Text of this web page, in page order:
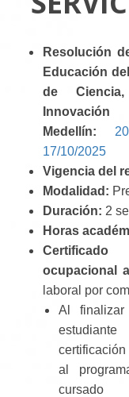
Resolución
Educación
de
Medellín:
17/10/2025
Vigencia del
Modalidad:
Duración: 2
Horas
ocupacional
laboral por
Al
al
cursado